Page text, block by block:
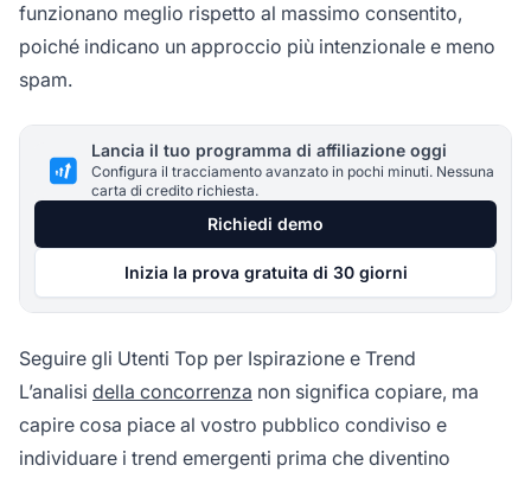
funzionano meglio rispetto al massimo consentito,
poiché indicano un approccio più intenzionale e meno
spam.
Lancia il tuo programma di affiliazione oggi
Configura il tracciamento avanzato in pochi minuti. Nessuna
carta di credito richiesta.
Richiedi demo
Inizia la prova gratuita di 30 giorni
Seguire gli Utenti Top per Ispirazione e Trend
L’analisi della concorrenza non significa copiare, ma
capire cosa piace al vostro pubblico condiviso e
individuare i trend emergenti prima che diventino